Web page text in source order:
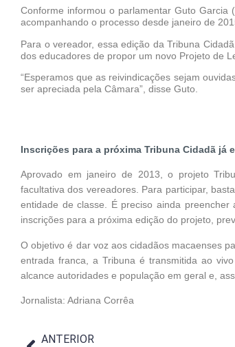
Conforme informou o parlamentar Guto Garcia
acompanhando o processo desde janeiro de
Para o vereador, essa edição da Tribuna
dos educadores de propor um novo Projeto de
“Esperamos que as reivindicações sejam
ser apreciada pela Câmara”, disse Guto.
Inscrições para a próxima Tribuna Cidadã já
Aprovado em janeiro de 2013, o projeto
facultativa dos vereadores. Para participar,
entidade de classe. É preciso ainda
inscrições para a próxima edição do projeto,
O objetivo é dar voz aos cidadãos macaenses
entrada franca, a Tribuna é transmitida ao
alcance autoridades e população em geral e,
Jornalista: Adriana Corrêa
ANTERIOR